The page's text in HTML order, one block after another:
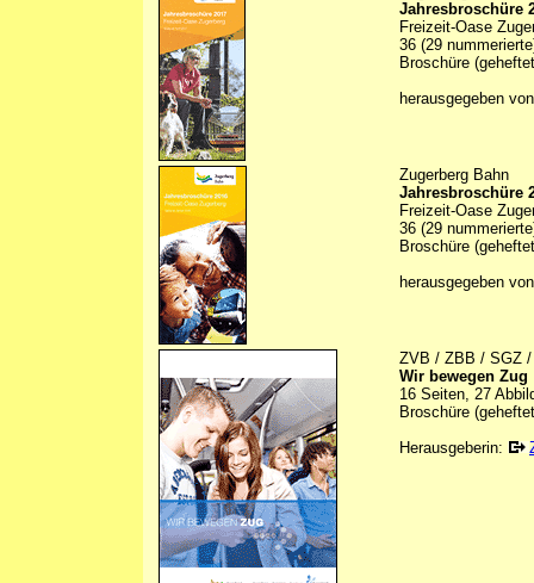
Jahresbroschüre
Freizeit-Oase
36 (29
Broschüre
herausgegeben
Zugerberg Bahn
Jahresbroschüre
Freizeit-Oase
36 (29
Broschüre
herausgegeben
ZVB / ZBB / SGZ /
Wir bewegen Zug
16 Seiten, 27
Broschüre
Herausgeberin: